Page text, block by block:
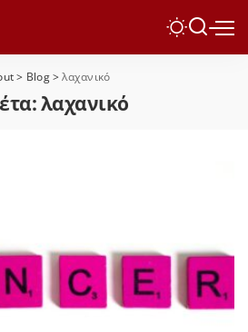
> Blog>λαχανικό
λαχανικό